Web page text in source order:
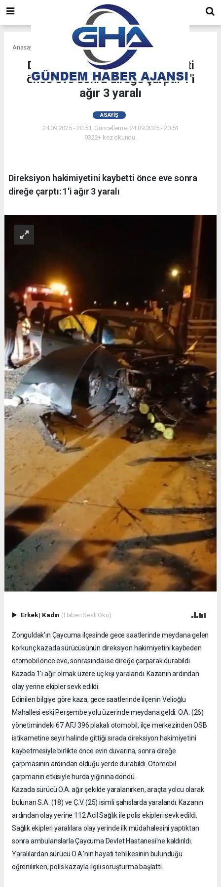
Anasayfa
Direksiyon hakimiyetini kaybetti
önce eve sonra direğe çarptı: 1'i
ağır 3 yaralı
ASAYIŞ
24.09.2025 - 20:51, Güncelleme: 24.09.2025 - 20:51
9322+ kez okundu.
Direksiyon hakimiyetini kaybetti önce eve sonra
direğe çarptı: 1'i ağır 3 yaralı
Erkek| Kadın (Haberi Sesli Oku)
Zonguldak'ın Çaycuma ilçesinde gece saatlerinde meydana gelen
korkunç kazada sürücüsünün direksiyon hakimiyetini kaybeden
otomobil önce eve, sonrasında ise direğe çarparak durabildi.
Kazada 1'i ağır olmak üzere üç kişi yaralandı. Kazanın ardından
olay yerine ekipler sevk edildi.
Edinilen bilgiye göre kaza, gece saatlerinde ilçenin Velioğlu
Mahallesi eski Perşembe yolu üzerinde meydana geldi. O.A. (26)
yönetimindeki 67 AFJ 396 plakalı otomobil, ilçe merkezinden OSB
istikametine seyir halinde gittiği sırada direksiyon hakimiyetini
kaybetmesiyle birlikte önce evin duvarına, sonra direğe
çarpmasının ardından olduğu yerde durabildi. Otomobil
çarpmanın etkisiyle hurda yığınına döndü.
Kazada sürücü O.A. ağır şekilde yaralanırken, araçta yolcu olarak
bulunan S.A. (18) ve Ç.V. (25) isimli şahıslarda yaralandı. Kazanın
ardından olay yerine 112 Acil Sağlık ile polis ekipleri sevk edildi.
Sağlık ekipleri yaralılara olay yerinde ilk müdahalesini yaptıktan
sonra ambulanslarla Çaycuma Devlet Hastanesi'ne kaldırıldı.
Yaralılardan sürücü O.A.'nın hayati tehlikesinin bulunduğu
öğrenilirken, polis kazayla ilgili soruşturma başlattı.